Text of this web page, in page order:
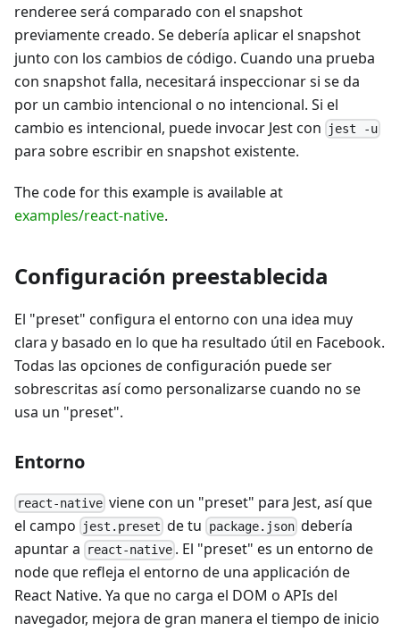
renderee será comparado con el snapshot
previamente creado. Se debería aplicar el snapshot
junto con los cambios de código. Cuando una prueba
con snapshot falla, necesitará inspeccionar si se da
por un cambio intencional o no intencional. Si el
cambio es intencional, puede invocar Jest con
jest -u
para sobre escribir en snapshot existente.
The code for this example is available at
examples/react-native.
Configuración preestablecida
El "preset" configura el entorno con una idea muy
clara y basado en lo que ha resultado útil en Facebook.
Todas las opciones de configuración puede ser
sobrescritas así como personalizarse cuando no se
usa un "preset".
Entorno
react-native viene con un "preset" para Jest, así que
el campo
jest.preset de tu package.jsondebería
apuntar a
react-native . El "preset" es un entorno de
node que refleja el entorno de una applicación de
React Native. Ya que no carga el DOM o APIs del
navegador, mejora de gran manera el tiempo de inicio